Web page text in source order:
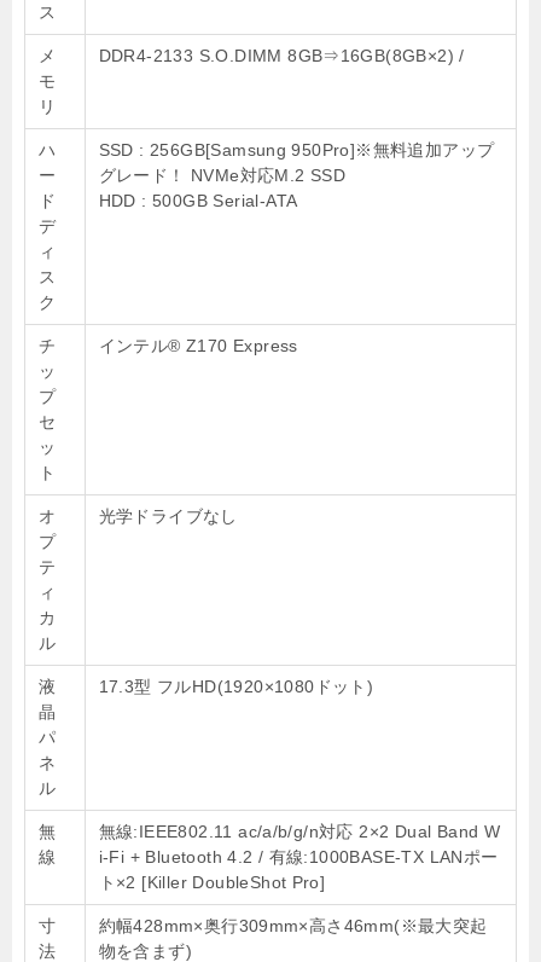
ス
メ
モ
リ
DDR4-2133 S.O.DIMM 8GB⇒16GB(8GB×2) /
ハ
ー
ド
デ
ィ
ス
ク
SSD : 256GB[Samsung 950Pro]※無料追加アップ
グレード！ NVMe対応M.2 SSD
HDD : 500GB Serial-ATA
チ
ッ
プ
セ
ッ
ト
インテル® Z170 Express
オ
プ
テ
ィ
カ
ル
光学ドライブなし
液
晶
パ
ネ
ル
17.3型 フルHD(1920×1080ドット)
無
線
無線:IEEE802.11 ac/a/b/g/n対応 2×2 Dual Band W
i-Fi + Bluetooth 4.2 / 有線:1000BASE-TX LANポー
ト×2 [Killer DoubleShot Pro]
寸
法
約幅428mm×奥行309mm×高さ46mm(※最大突起
物を含まず)